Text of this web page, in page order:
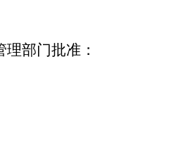
部门批准：